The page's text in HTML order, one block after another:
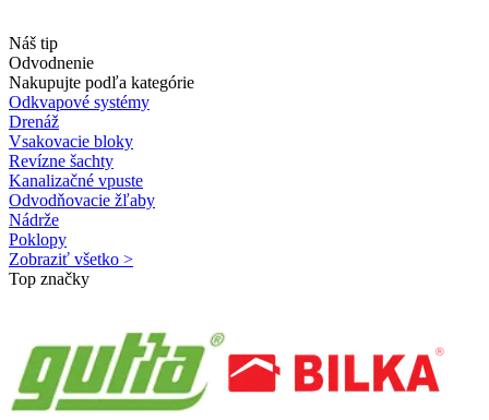
Náš tip
Odvodnenie
Nakupujte podľa kategórie
Odkvapové systémy
Drenáž
Vsakovacie bloky
Revízne šachty
Kanalizačné vpuste
Odvodňovacie žľaby
Nádrže
Poklopy
Zobraziť všetko >
Top značky